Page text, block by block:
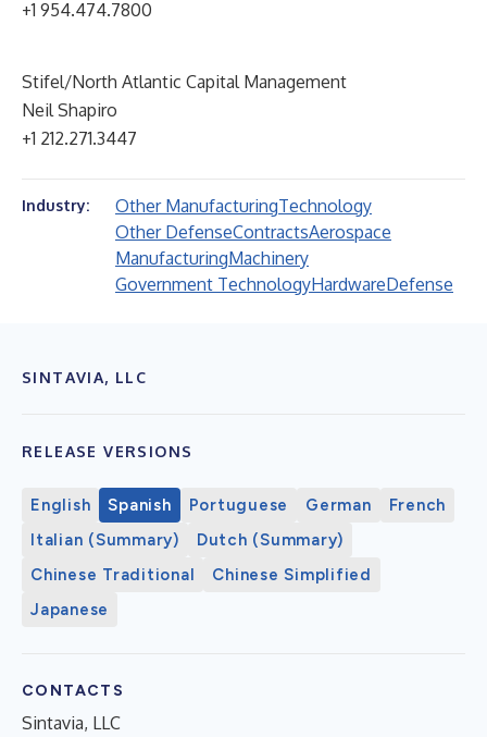
+1 954.474.7800
Stifel/North Atlantic Capital Management
Neil Shapiro
+1 212.271.3447
Industry: Other ManufacturingTechnology
Other DefenseContractsAerospace
ManufacturingMachinery
Government TechnologyHardwareDefense
SINTAVIA, LLC
RELEASE VERSIONS
English Spanish Portuguese German
French
Italian (Summary)
Dutch (Summary)
Chinese Traditional
Chinese Simplified
Japanese
CONTACTS
Sintavia, LLC